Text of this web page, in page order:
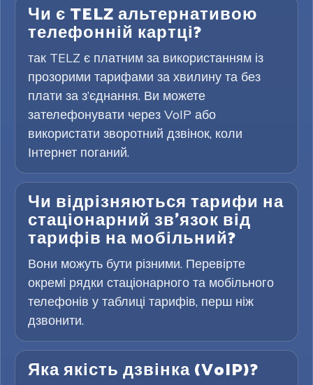
Чи є TELZ альтернативою
телефонній картці?
так TELZ є платним за використанням із
прозорими тарифами за хвилину та без
плати за з’єднання. Ви можете
зателефонувати через VoIP або
використати зворотний дзвінок, коли
Інтернет поганий.
Чи відрізняються тарифи на
стаціонарний зв’язок від
тарифів на мобільний?
Вони можуть бути різними. Перевірте
окремі рядки стаціонарного та мобільного
телефонів у таблиці тарифів, перш ніж
дзвонити.
Яка якість дзвінка (VoIP)?